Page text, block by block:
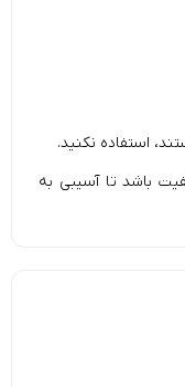
استفاده نکنید.
باشد تا آسیبی به